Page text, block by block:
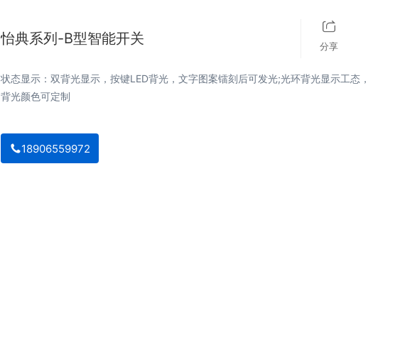
怡典系列-B型智能开关 分享
状态显示：双背光显示，按键LED背光，文字图案镭刻后可发光;光环背光显示工态，
背光颜色可定制
18906559972